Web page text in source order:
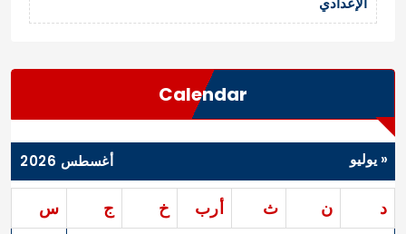
Calendar
أغسطس 2026
د ن ث أرب خ ج س
« يوليو